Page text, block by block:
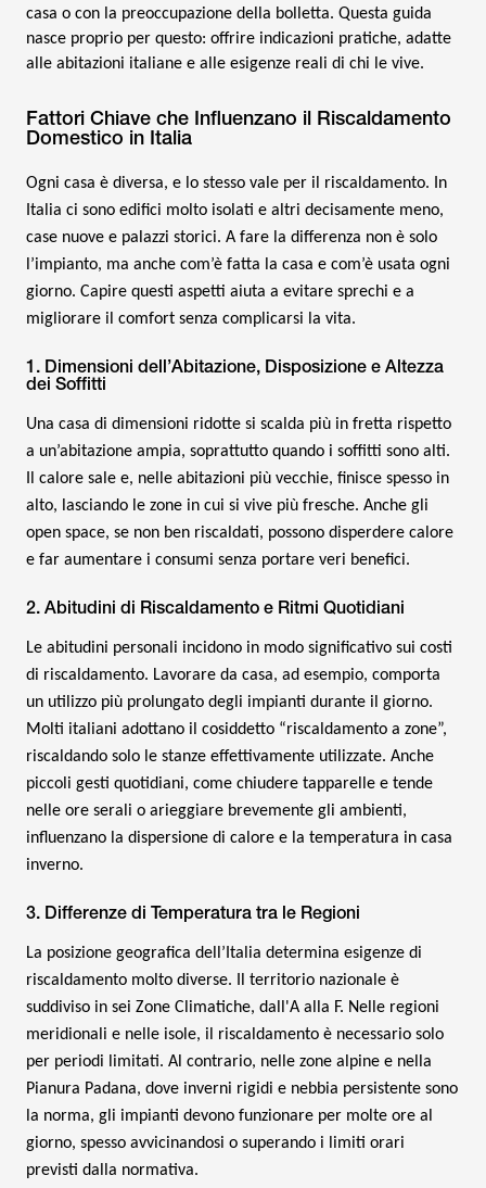
casa o con la preoccupazione della bolletta. Questa guida
nasce proprio per questo: offrire indicazioni pratiche, adatte
alle abitazioni italiane e alle esigenze reali di chi le vive.
Fattori Chiave che Influenzano il Riscaldamento
Domestico in Italia
Ogni casa è diversa, e lo stesso vale per il riscaldamento. In
Italia ci sono edifici molto isolati e altri decisamente meno,
case nuove e palazzi storici. A fare la differenza non è solo
l’impianto, ma anche com’è fatta la casa e com’è usata ogni
giorno. Capire questi aspetti aiuta a evitare sprechi e a
migliorare il comfort senza complicarsi la vita.
1. Dimensioni dell’Abitazione, Disposizione e Altezza
dei Soffitti
Una casa di dimensioni ridotte si scalda più in fretta rispetto
a un’abitazione ampia, soprattutto quando i soffitti sono alti.
Il calore sale e, nelle abitazioni più vecchie, finisce spesso in
alto, lasciando le zone in cui si vive più fresche. Anche gli
open space, se non ben riscaldati, possono disperdere calore
e far aumentare i consumi senza portare veri benefici.
2. Abitudini di Riscaldamento e Ritmi Quotidiani
Le abitudini personali incidono in modo significativo sui costi
di riscaldamento. Lavorare da casa, ad esempio, comporta
un utilizzo più prolungato degli impianti durante il giorno.
Molti italiani adottano il cosiddetto “riscaldamento a zone”,
riscaldando solo le stanze effettivamente utilizzate. Anche
piccoli gesti quotidiani, come chiudere tapparelle e tende
nelle ore serali o arieggiare brevemente gli ambienti,
influenzano la dispersione di calore e la temperatura in casa
inverno.
3. Differenze di Temperatura tra le Regioni
La posizione geografica dell’Italia determina esigenze di
riscaldamento molto diverse. Il territorio nazionale è
suddiviso in sei Zone Climatiche, dall'A alla F. Nelle regioni
meridionali e nelle isole, il riscaldamento è necessario solo
per periodi limitati. Al contrario, nelle zone alpine e nella
Pianura Padana, dove inverni rigidi e nebbia persistente sono
la norma, gli impianti devono funzionare per molte ore al
giorno, spesso avvicinandosi o superando i limiti orari
previsti dalla normativa.